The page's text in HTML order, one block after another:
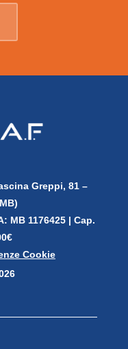
Greppi, 81 –
MB 1176425 | Cap.
Cookie